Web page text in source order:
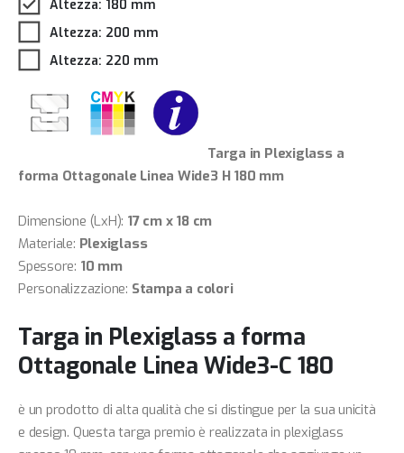
Altezza: 180 mm
Altezza: 200 mm
Altezza: 220 mm
Targa in Plexiglass a
forma Ottagonale Linea Wide3 H 180 mm
Dimensione (LxH): 17 cm x 18 cm
Materiale: Plexiglass
Spessore: 10 mm
Personalizzazione: Stampa a colori
Targa in Plexiglass a forma
Ottagonale Linea Wide3-C 180
è un prodotto di alta qualità che si distingue per la sua unicità
e design. Questa targa premio è realizzata in plexiglass